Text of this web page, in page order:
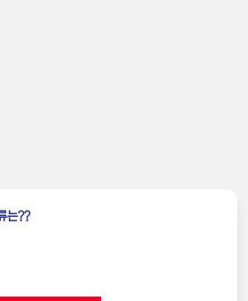
는??